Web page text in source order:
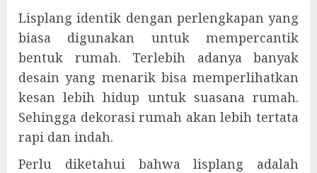
Lisplang identik dengan perlengkapan yang
biasa digunakan untuk mempercantik
bentuk rumah. Terlebih adanya banyak
desain yang menarik bisa memperlihatkan
kesan lebih hidup untuk suasana rumah.
Sehingga dekorasi rumah akan lebih tertata
rapi dan indah.
Perlu diketahui bahwa lisplang adalah